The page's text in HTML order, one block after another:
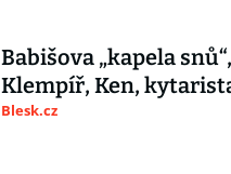
Babišova „kapela
Klempíř, Ken,
Blesk.cz